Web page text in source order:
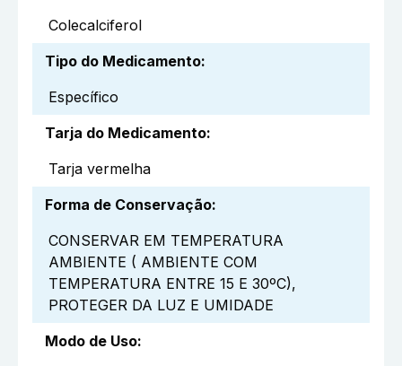
Colecalciferol
Tipo do Medicamento:
Específico
Tarja do Medicamento:
Tarja vermelha
Forma de Conservação:
CONSERVAR EM TEMPERATURA
AMBIENTE ( AMBIENTE COM
TEMPERATURA ENTRE 15 E 30ºC),
PROTEGER DA LUZ E UMIDADE
Modo de Uso: